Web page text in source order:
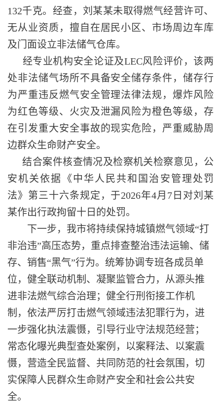
132千克。经查，刘某某未取得燃气经营许可、
无从业资质，擅自在居民小区、市场周边车库
及门面设立非法储气仓库。
经专业机构安全论证及LEC风险评价，该两
处非法储气场所不具备安全储存条件，储存行
为严重违反燃气安全管理法律法规，爆炸风险
为红色等级、火灾及泄漏风险为橙色等级，存
在引发重大安全事故的现实危险，严重威胁周
边群众生命财产安全。
结合案件核查情况及检察机关检察意见，公
安机关依据《中华人民共和国治安管理处罚
法》第三十六条规定，于2026年4月7日对刘某
某作出行政拘留十日的处罚。
下一步，我市将持续保持城镇燃气领域“打
非治违”高压态势，重点排查整治违法运输、储
存、销售“黑气”行为。 统筹协调专班各成员单
位，健全联动机制、凝聚监管合力，从源头推
进非法燃气综合治理；健全行刑衔接工作机
制， 依法严厉打击燃气领域违法犯罪行为，进
一步强化执法震慑，引导行业守法规范经营；
常态化曝光典型查处案例，以案释法、以案震
慑，营造全民监督、共同防范的社会氛围， 切
实保障人民群众生命财产安全和社会公共安
全。